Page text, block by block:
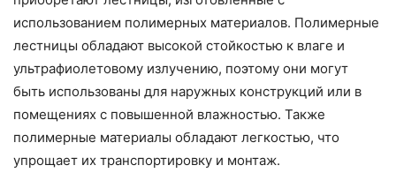
использованием полимерных материалов. Полимерные
лестницы обладают высокой стойкостью к влаге и
ультрафиолетовому излучению, поэтому они могут
быть использованы для наружных конструкций или в
помещениях с повышенной влажностью. Также
полимерные материалы обладают легкостью, что
упрощает их транспортировку и монтаж.